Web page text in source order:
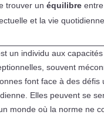
trouver un équilibreentre
et la vie quotidienne.
un individu aux capacités
souvent
font face à des défis
Elles peuvent se
monde où la norme ne